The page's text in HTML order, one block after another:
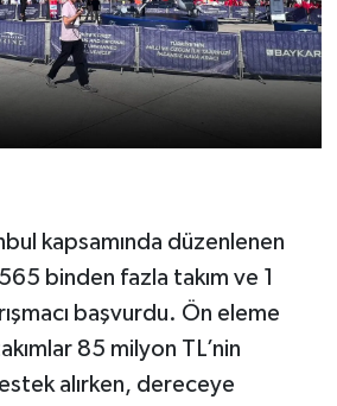
kapsamında düzenlenen
binden fazla takım ve 1
başvurdu. Ön eleme
85 milyon TL’nin
alırken, dereceye